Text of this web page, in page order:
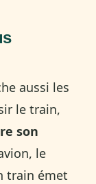
aussi les
le train,
son
le
train émet